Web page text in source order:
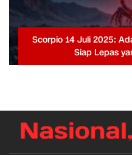
Scorpio 14 Juli 2025:
Siap Lepas